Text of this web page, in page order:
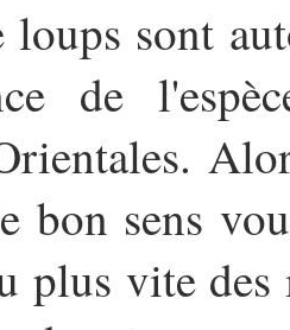
sont
de
bon sens
plus vite des